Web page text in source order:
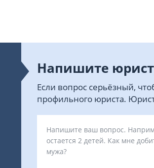
Напишите
Если вопрос серьёзный,
профильного юриста.